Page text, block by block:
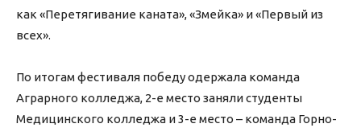
как «Перетягивание каната», «Змейка» и «Первый из
всех».
По итогам фестиваля победу одержала команда
Аграрного колледжа, 2-е место заняли студенты
Медицинского колледжа и 3-е место – команда Горно-